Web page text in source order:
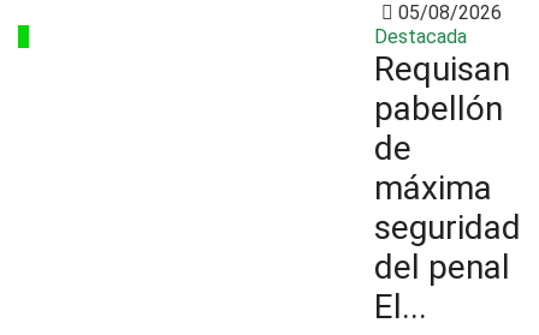
05/08/2026
Destacada
Requisan
pabellón
de
máxima
seguridad
del penal
El...